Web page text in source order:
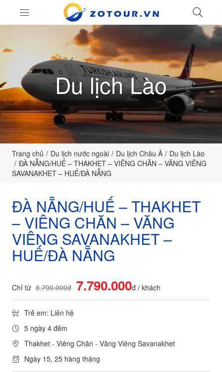
ZoTour
Du lịch Lào
Trang chủ Du lịch nước ngoài Du lịch Châu Á
Du lịch Lào
ĐÀ NẴNG/HUẾ – THAKHET – VIÊNG CHĂN – VĂNG VIÊNG
SAVANAKHET – HUẾ/ĐÀ NẴNG
ĐÀ NẴNG/HUẾ – THAKHET
– VIÊNG CHĂN – VĂNG
VIÊNG SAVANAKHET –
HUẾ/ĐÀ NẴNG
Chỉ từ 8.790.000đ 7.790.000đ / khách
Trẻ em: Liên hệ
5 ngày 4 đêm
Thakhet - Viêng Chăn - Văng Viêng Savanakhet
Ngày 15, 25 hàng tháng